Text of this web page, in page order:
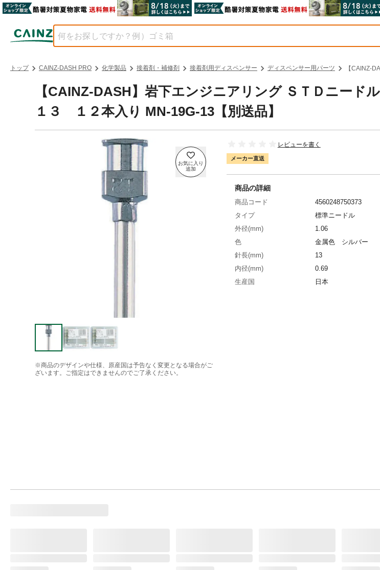
トップ CAINZ-DASH PRO 化学製品 接着剤・補修剤 接着剤用ディスペンサー ディスペンサー用パーツ 【CAINZ-
【CAINZ-DASH】岩下エンジニアリング ＳＴＤニード
１３ １２本入り MN-19G-13【別送品】
※商品のデザインや仕様、原産国は予告なく変更となる場合がご
ざいます。ご指定はできませんのでご了承ください。
レビューを書く
メーカー直送
商品の詳細
商品コード
4560248750373
タイプ
標準ニードル
外径(mm)
1.06
色
金属色 シルバー
針長(mm)
13
内径(mm)
0.69
生産国
日本